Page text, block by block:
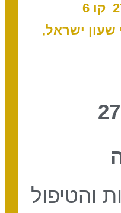
ו 6
לפי שעון ישראל,
והטיפול